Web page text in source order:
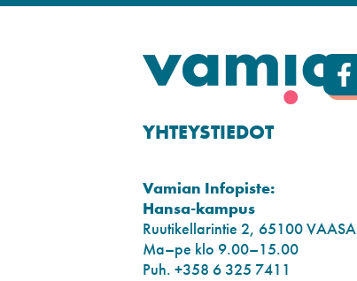
YHTEYSTIEDOT
Vamian Infopiste:
Hansa-kampus
Ruutikellarintie 2, 65100 VAASA
Ma–pe klo 9.00–15.00
Puh. +358 6 325 7411